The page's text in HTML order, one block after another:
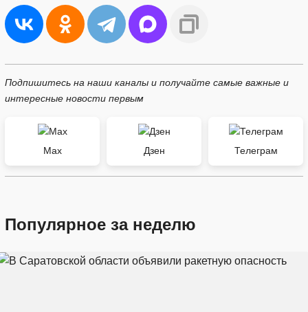
Подпишитесь на наши каналы и получайте самые важные и
интересные новости первым
Max Дзен Телеграм
Популярное за неделю